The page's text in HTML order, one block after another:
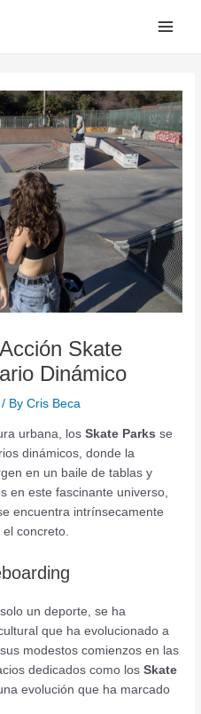
Skate
Dinámico
/ ByCris Beca
urbana, losSkate Parks se
dinámicos, donde la
en un baile de tablas y
en este fascinante universo,
encuentra intrínsecamente
concreto.
solo un deporte, se ha
que ha evolucionado a
modestos comienzos en las
dedicados como losSkate
evolución que ha marcado